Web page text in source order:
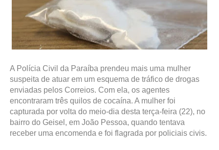
A Polícia Civil da Paraíba prendeu mais uma mulher
suspeita de atuar em um esquema de tráfico de drogas
enviadas pelos Correios. Com ela, os agentes
encontraram três quilos de cocaína. A mulher foi
capturada por volta do meio-dia desta terça-feira (22), no
bairro do Geisel, em João Pessoa, quando tentava
receber uma encomenda e foi flagrada por policiais civis.